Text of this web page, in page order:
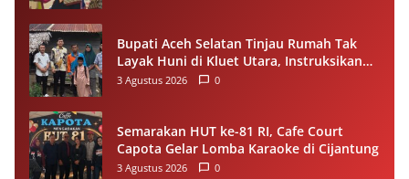
Bupati Aceh Selatan Tinjau Rumah Tak
Layak Huni di Kluet Utara, Instruksikan
Masuk Program Bantuan Rumah 2027
3 Agustus 2026 0
Semarakan HUT ke-81 RI, Cafe Court
Capota Gelar Lomba Karaoke di Cijantung
3 Agustus 2026 0